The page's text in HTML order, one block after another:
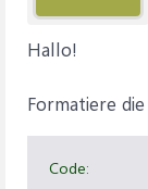
Hallo!
Formatiere
Code: